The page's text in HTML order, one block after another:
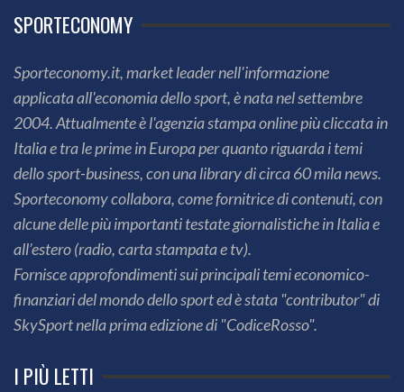
SPORTECONOMY
Sporteconomy.it, market leader nell'informazione
applicata all'economia dello sport, è nata nel settembre
2004. Attualmente è l'agenzia stampa online più cliccata in
Italia e tra le prime in Europa per quanto riguarda i temi
dello sport-business, con una library di circa 60 mila news.
Sporteconomy collabora, come fornitrice di contenuti, con
alcune delle più importanti testate giornalistiche in Italia e
all’estero (radio, carta stampata e tv).
Fornisce approfondimenti sui principali temi economico-
finanziari del mondo dello sport ed è stata "contributor" di
SkySport nella prima edizione di "CodiceRosso".
I PIÙ LETTI